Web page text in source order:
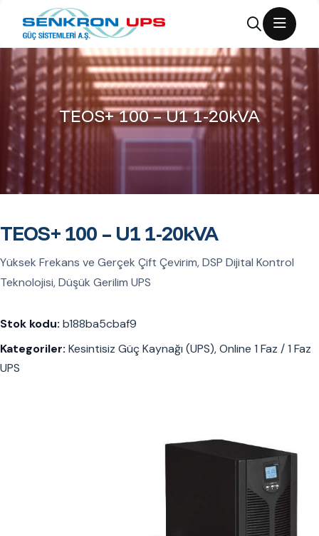
TEOS+ 100 – U1 1-20kVA
TEOS+ 100 – U1 1-20kVA
Yüksek Frekans ve Gerçek Çift Çevirim, DSP Dijital Kontrol
Teknolojisi, Düşük Gerilim UPS
Stok kodu: b188ba5cbaf9
Kategoriler: Kesintisiz Güç Kaynağı (UPS),Online 1 Faz / 1 Faz
UPS